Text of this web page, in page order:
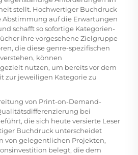
stellt. Hochwertiger Buchdruck
Abstimmung auf die Erwartungen
schafft so sofortige Kategorien-
ihre vorgesehene Zielgruppe
die diese genre-spezifischen
können
nutzen, um bereits vor dem
zur jeweiligen Kategorie zu
von Print-on-Demand-
bei
die sich heute versierte Leser
Buchdruck unterscheidet
von gelegentlichen Projekten,
belegt, die dem